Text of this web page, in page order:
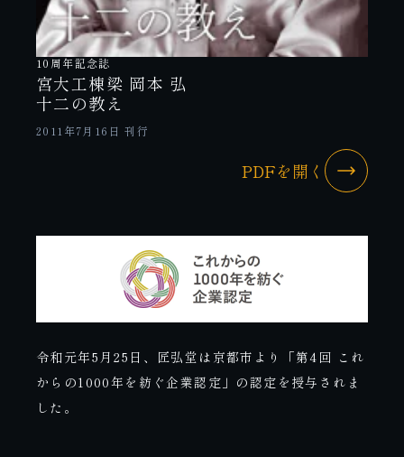
10周年記念誌
宮大工棟梁 岡本 弘
十二の教え
2011年7月16日 刊行
PDFを開く
令和元年5月25日、匠弘堂は京都市より「第4回 これ
からの1000年を紡ぐ企業認定」の認定を授与されま
した。